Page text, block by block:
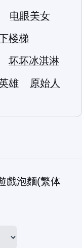
电眼美女
楼梯
坏坏冰淇淋
雄
原始人
戲泡麵(繁体